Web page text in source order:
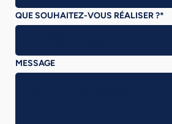
QUE SOUHAITEZ-VOUS RÉALISER ?*
MESSAGE